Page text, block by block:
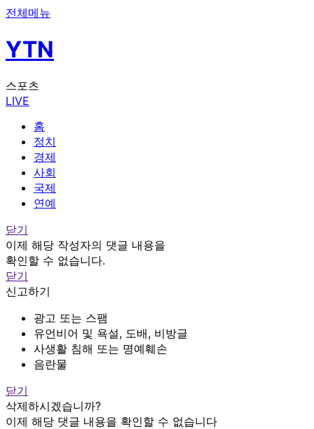
전체메뉴
YTN
스포츠
LIVE
홈
정치
경제
사회
국제
연예
닫기
이제 해당 작성자의 댓글 내용을
확인할 수 없습니다.
닫기
신고하기
광고 또는 스팸
유언비어 및 욕설, 도배, 비방글
사생활 침해 또는 명예훼손
음란물
닫기
삭제하시겠습니까?
이제 해당 댓글 내용을 확인할 수 없습니다